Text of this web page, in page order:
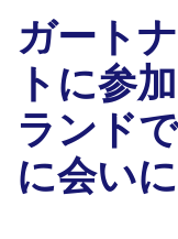
ガート
トに参
ランド
に会い